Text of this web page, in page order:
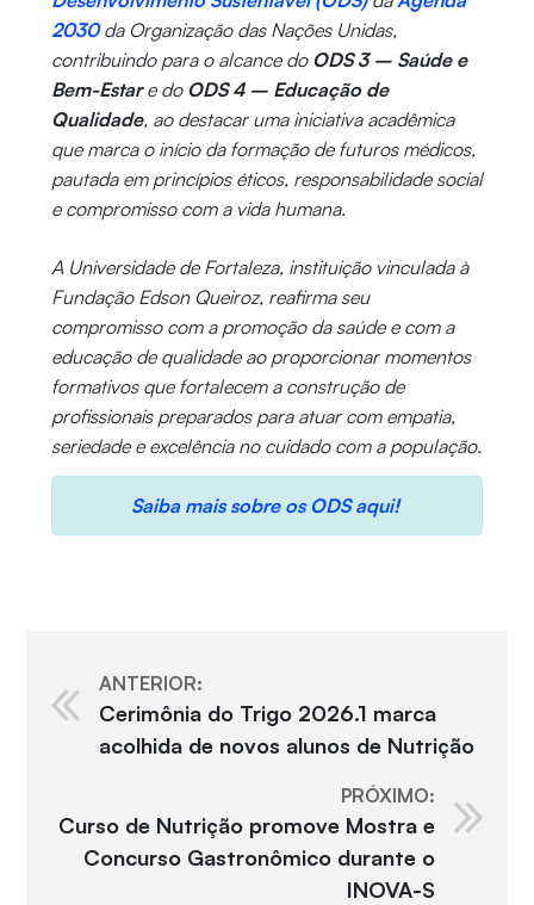
2030da Organização das Nações Unidas,
contribuindo para o alcance do ODS 3 – Saúde e
Bem-Estare do ODS 4 – Educação de
Qualidade, ao destacar uma iniciativa acadêmica
que marca o início da formação de futuros médicos,
pautada em princípios éticos, responsabilidade social
e compromisso com a vida humana.
A Universidade de Fortaleza, instituição vinculada à
Fundação Edson Queiroz, reafirma seu
compromisso com a promoção da saúde e com a
educação de qualidade ao proporcionar momentos
formativos que fortalecem a construção de
profissionais preparados para atuar com empatia,
seriedade e excelência no cuidado com a população.
Saiba mais sobre os ODS aqui!
ANTERIOR:
Cerimônia do Trigo 2026.1 marca
acolhida de novos alunos de Nutrição
PRÓXIMO:
Curso de Nutrição promove Mostra e
Concurso Gastronômico durante o
INOVA-S